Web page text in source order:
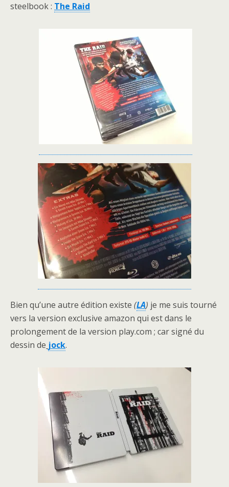
steelbook : The Raid
Bien qu’une autre édition existe (LA) je me suis tourné
vers la version exclusive amazon qui est dans le
prolongement de la version play.com ; car signé du
dessin de jock.